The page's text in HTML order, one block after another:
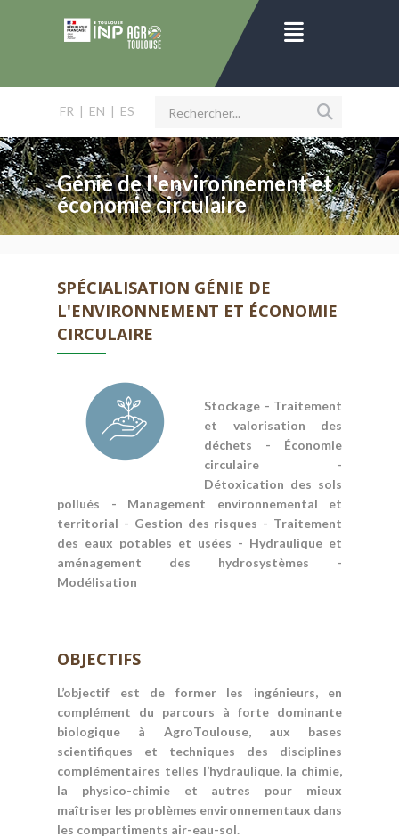
FR | EN | ES
Génie de l'environnement et
économie circulaire
SPÉCIALISATION GÉNIE DE
L'ENVIRONNEMENT ET ÉCONOMIE
CIRCULAIRE
Stockage - Traitement
et valorisation des
déchets - Économie
circulaire -
Détoxication des sols
pollués - Management environnemental et
territorial - Gestion des risques - Traitement
des eaux potables et usées - Hydraulique et
aménagement des hydrosystèmes -
Modélisation
OBJECTIFS
L’objectif est de former les ingénieurs, en
complément du parcours à forte dominante
biologique à AgroToulouse, aux bases
scientifiques et techniques des disciplines
complémentaires telles l’hydraulique, la chimie,
la physico-chimie et autres pour mieux
maîtriser les problèmes environnementaux dans
les compartiments air-eau-sol.